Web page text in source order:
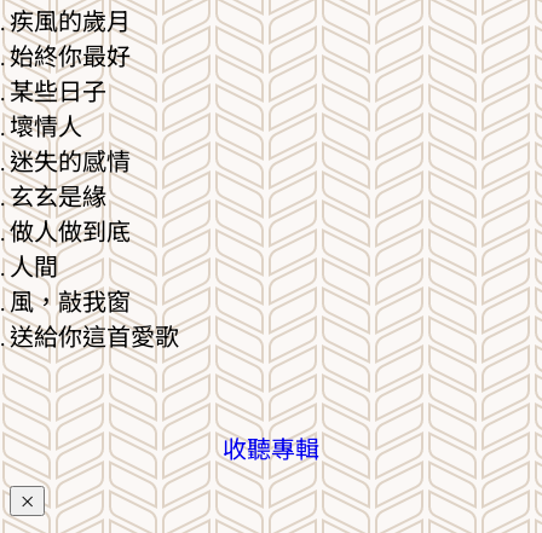
疾風的歲月
始終你最好
某些日子
壞情人
迷失的感情
玄玄是緣
做人做到底
人間
風，敲我窗
送給你這首愛歌
收聽專輯
×